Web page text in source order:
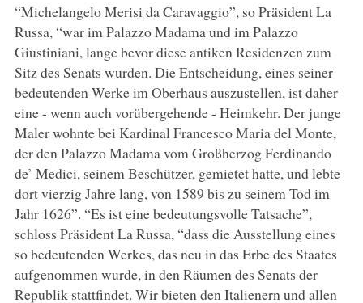
“Michelangelo Merisi da Caravaggio”, so Präsident La
Russa, “war im Palazzo Madama und im Palazzo
Giustiniani, lange bevor diese antiken Residenzen zum
Sitz des Senats wurden. Die Entscheidung, eines seiner
bedeutenden Werke im Oberhaus auszustellen, ist daher
eine - wenn auch vorübergehende - Heimkehr. Der junge
Maler wohnte bei Kardinal Francesco Maria del Monte,
der den Palazzo Madama vom Großherzog Ferdinando
de’ Medici, seinem Beschützer, gemietet hatte, und lebte
dort vierzig Jahre lang, von 1589 bis zu seinem Tod im
Jahr 1626”. “Es ist eine bedeutungsvolle Tatsache”,
schloss Präsident La Russa, “dass die Ausstellung eines
so bedeutenden Werkes, das neu in das Erbe des Staates
aufgenommen wurde, in den Räumen des Senats der
Republik stattfindet. Wir bieten den Italienern und allen